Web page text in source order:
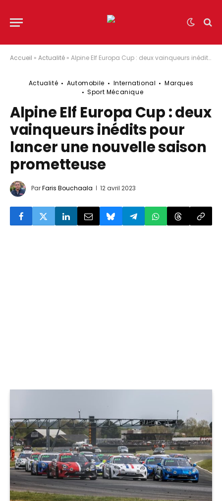
Accueil » Actualité » Alpine Elf Europa Cup : deux vainqueurs inédits pour lancer une nouvelle saison prometteuse
Actualité Automobile International
Marques
Sport Mécanique
Alpine Elf Europa Cup : deux
vainqueurs inédits pour
lancer une nouvelle saison
prometteuse
ParFaris Bouchaala 12 avril 2023